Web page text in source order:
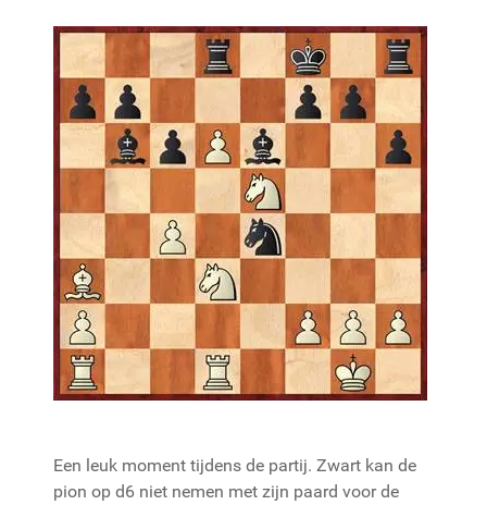
Een leuk moment tijdens de partij. Zwart kan de
pion op d6 niet nemen met zijn paard voor de